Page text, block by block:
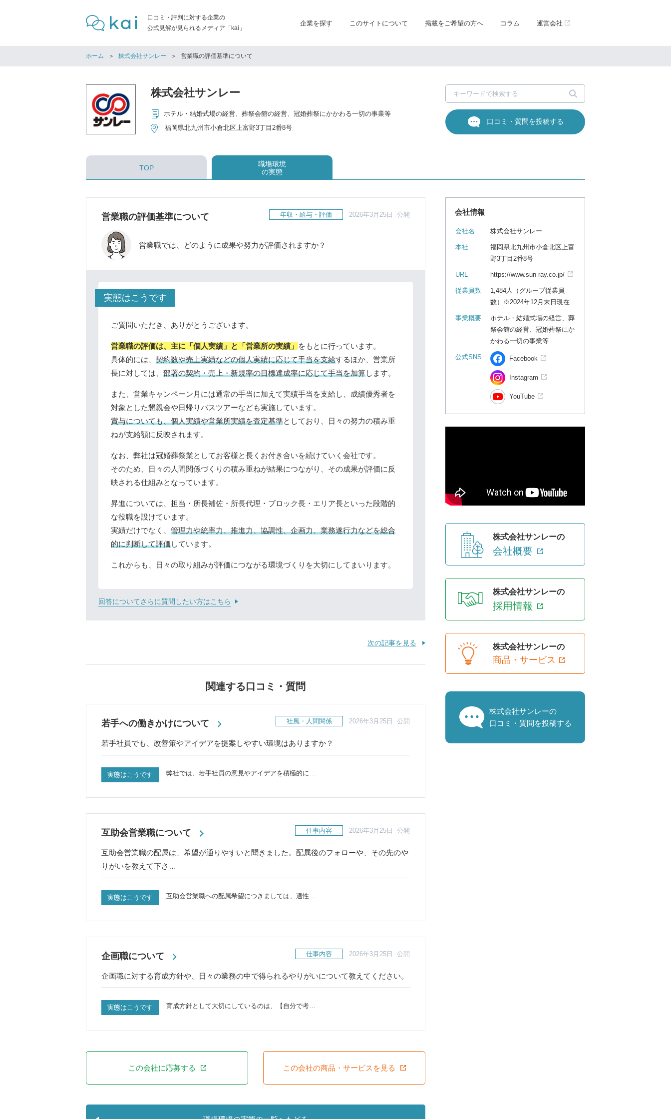
口コミ・評判に対する企業の
公式見解が見られるメディア「kai」
企業を探す このサイトについて 掲載をご希望の方へ コラム 運営会社
ホーム 株式会社サンレー 営業職の評価基準について
株式会社サンレー
ホテル・結婚式場の経営、葬祭会館の経営、冠婚葬祭にかかわる一切の事業等
福岡県北九州市小倉北区上富野3丁目2番8号
口コミ・質問を投稿する
TOP
職場環境
の実態
営業職の評価基準について 年収・給与・評価 2026年3月25日 公開
営業職では、どのように成果や努力が評価されますか？
実態はこうです
ご質問いただき、ありがとうございます。
営業職の評価は、主に「個人実績」と「営業所の実績」 をもとに行っています。
具体的には、 契約数や売上実績などの個人実績に応じて手当を支給するほか、営業所
長に対しては、 部署の契約・売上・新規率の目標達成率に応じて手当を加算します。
また、営業キャンペーン月には通常の手当に加えて実績手当を支給し、成績優秀者を
対象とした懇親会や日帰りバスツアーなども実施しています。
賞与についても、個人実績や営業所実績を査定基準としており、日々の努力の積み重
ねが支給額に反映されます。
なお、弊社は冠婚葬祭業としてお客様と長くお付き合いを続けていく会社です。
そのため、日々の人間関係づくりの積み重ねが結果につながり、その成果が評価に反
映される仕組みとなっています。
昇進については、担当・所長補佐・所長代理・ブロック長・エリア長といった段階的
な役職を設けています。
実績だけでなく、 管理力や統率力、推進力、協調性、企画力、業務遂行力などを総合
的に判断して評価しています。
これからも、日々の取り組みが評価につながる環境づくりを大切にしてまいります。
回答についてさらに質問したい方はこちら
次の記事を見る
関連する口コミ・質問
若手への働きかけについて 社風・人間関係 2026年3月25日 公開
若手社員でも、改善策やアイデアを提案しやすい環境はありますか？
実態はこうです 弊社では、若手社員の意見やアイデアを積極的に…
互助会営業職について 仕事内容 2026年3月25日 公開
互助会営業職の配属は、希望が通りやすいと聞きました。配属後のフォローや、その先のや
りがいを教えて下さ…
実態はこうです 互助会営業職への配属希望につきましては、適性…
企画職について 仕事内容 2026年3月25日 公開
企画職に対する育成方針や、日々の業務の中で得られるやりがいについて教えてください。
実態はこうです 育成方針として大切にしているのは、【自分で考…
この会社に応募する この会社の商品・サービスを見る
会社情報
会社名 株式会社サンレー
本社
福岡県北九州市小倉北区上富
野3丁目2番8号
URL https://www.sun-ray.co.jp/
従業員数
1,484人（グループ従業員
数）※2024年12月末日現在
事業概要
ホテル・結婚式場の経営、葬
祭会館の経営、冠婚葬祭にか
かわる一切の事業等
公式SNS Facebook
Instagram
YouTube
株式会社サンレーの
会社概要
株式会社サンレーの
採用情報
株式会社サンレーの
商品・サービス
株式会社サンレーの
口コミ・質問を投稿する